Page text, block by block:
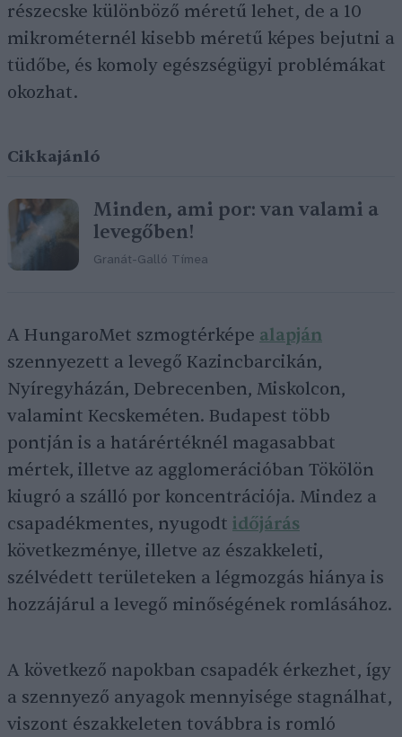
részecske különböző méretű lehet, de a 10
mikrométernél kisebb méretű képes bejutni a
tüdőbe, és komoly egészségügyi problémákat
okozhat.
Cikkajánló
Minden, ami por: van valami a
levegőben!
Granát-Galló Tímea
A HungaroMet szmogtérképe alapján
szennyezett a levegő Kazincbarcikán,
Nyíregyházán, Debrecenben, Miskolcon,
valamint Kecskeméten. Budapest több
pontján is a határértéknél magasabbat
mértek, illetve az agglomerációban Tökölön
kiugró a szálló por koncentrációja. Mindez a
csapadékmentes, nyugodt időjárás
következménye, illetve az északkeleti,
szélvédett területeken a légmozgás hiánya is
hozzájárul a levegő minőségének romlásához.
A következő napokban csapadék érkezhet, így
a szennyező anyagok mennyisége stagnálhat,
viszont északkeleten továbbra is romló